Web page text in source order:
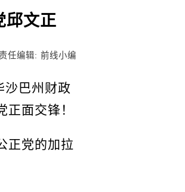
邱文正
任编辑: 前线小编
沙巴州财政
面交锋！
正党的加拉